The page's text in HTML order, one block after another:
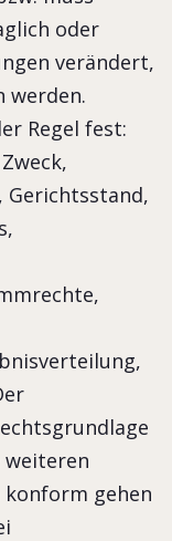
oder
verändert,
werden.
Regel fest:
Gerichtsstand,
weiteren
gehen